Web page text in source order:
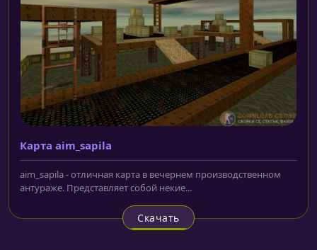
Карта aim_sapila
aim_sapila - отличная карта в вечернем производственном
антураже. Представляет собой некие...
Скачать